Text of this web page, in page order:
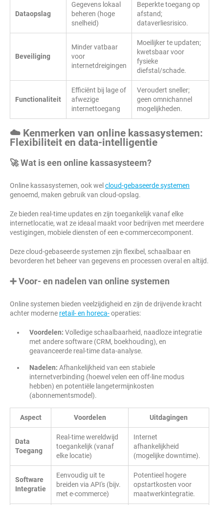
Dataopslag
Gegevens lokaal
beheren (hoge
snelheid)
Beperkte toegang op
afstand;
dataverliesrisico.
Beveiliging
Minder vatbaar
voor
internetdreigingen
Moeilijker te updaten;
kwetsbaar voor
fysieke
diefstal/schade.
Functionaliteit
Efficiënt bij lage of
afwezige
internettoegang
Veroudert sneller;
geen omnichannel
mogelijkheden.
☁️ Kenmerken van online kassasystemen:
Flexibiliteit en data-intelligentie
🚀 Wat is een online kassasysteem?
Online kassasystemen, ook wel cloud-gebaseerde systemen
genoemd, maken gebruik van cloud-opslag.
Ze bieden real-time updates en zijn toegankelijk vanaf elke
internetlocatie, wat ze ideaal maakt voor bedrijven met meerdere
vestigingen, mobiele diensten of een e-commercecomponent.
Deze cloud-gebaseerde systemen zijn flexibel, schaalbaar en
bevorderen het beheer van gegevens en processen overal en altijd.
➕ Voor- en nadelen van online systemen
Online systemen bieden veelzijdigheid en zijn de drijvende kracht
achter moderne retail- en horeca-operaties:
Voordelen: Volledige schaalbaarheid, naadloze integratie
met andere software (CRM, boekhouding), en
geavanceerde real-time data-analyse.
Nadelen: Afhankelijkheid van een stabiele
internetverbinding (hoewel velen een off-line modus
hebben) en potentiële langetermijnkosten
(abonnementsmodel).
Aspect Voordelen Uitdagingen
Data
Toegang
Real-time wereldwijd
toegankelijk (vanaf
elke locatie)
Internet
afhankelijkheid
(mogelijke downtime).
Software
Integratie
Eenvoudig uit te
breiden via API's (bijv.
met e-commerce)
Potentieel hogere
opstartkosten voor
maatwerkintegratie.